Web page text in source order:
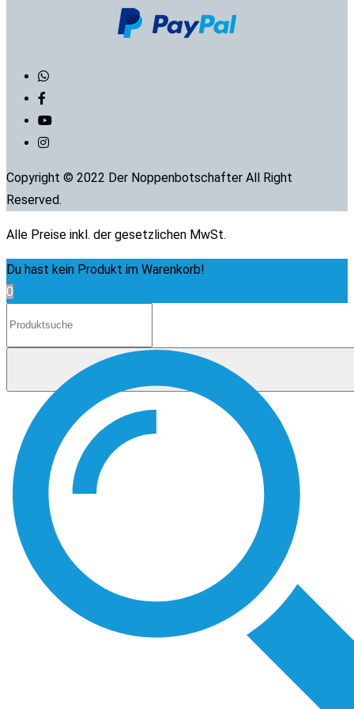
Copyright © 2022 Der Noppenbotschafter All Right
Reserved.
Alle Preise inkl. der gesetzlichen MwSt.
Du hast kein Produkt im Warenkorb!
0